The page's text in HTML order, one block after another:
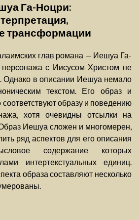
Га-Ноцри:
трансформации
глав романа — Иешуа Га-
персонажа с Иисусом Христом не
Однако в описании Иешуа немало
текстом. Его образ и
соответствуют образу и поведению
хотя очевидны отсылки на
Иешуа сложен и многомерен,
ряд аспектов для его описания
содержание которых
интертекстуальных единиц.
образа составляют несколько